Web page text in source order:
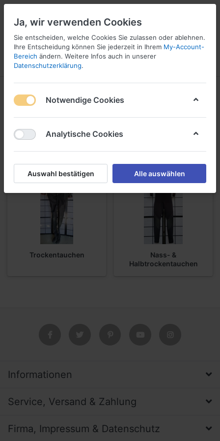
Menü Anmelden
16
Herren Anzüge und Unterzieher
Occasion
Herren Anzüge und Unterzieher Occasion
Trockentauchen
Nass- &
Halbtrockentauchen
Informationen
Service, Versand & Zahlung
Firma, Impressum & Datenschutz
Ja, wir verwenden Cookies
Sie entscheiden, welche Cookies Sie zulassen oder ablehnen.
Ihre Entscheidung können Sie jederzeit in Ihrem My-Account-
Bereich ändern. Weitere Infos auch in unserer
Datenschutzerklärung.
Notwendige Cookies
Analytische Cookies
Auswahl bestätigen Alle auswählen